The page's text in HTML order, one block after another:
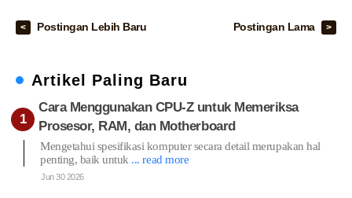
Postingan Lebih Baru Postingan Lama
Artikel Paling Baru
Cara Menggunakan CPU-Z untuk Memeriksa
Prosesor, RAM, dan Motherboard
Mengetahui spesifikasi komputer secara detail merupakan hal
penting, baik untuk ... read more
Jun 30 2026